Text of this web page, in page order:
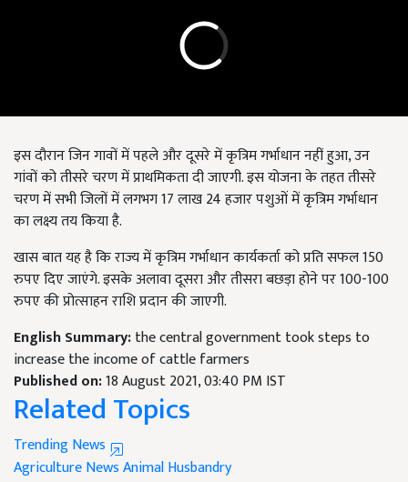
इस दौरान जिन गावों में पहले और दूसरे में कृत्रिम गर्भाधान नहीं हुआ, उन
गांवों को तीसरे चरण में प्राथमिकता दी जाएगी. इस योजना के तहत तीसरे
चरण में सभी जिलों में लगभग 17 लाख 24 हजार पशुओं में कृत्रिम गर्भाधान
का लक्ष्य तय किया है.
खास बात यह है कि राज्य में कृत्रिम गर्भाधान कार्यकर्ता को प्रति सफल 150
रुपए दिए जाएंगे. इसके अलावा दूसरा और तीसरा बछड़ा होने पर 100-100
रुपए की प्रोत्साहन राशि प्रदान की जाएगी.
English Summary:the central government took steps to
increase the income of cattle farmers
Published on:18 August 2021, 03:40 PM IST
Related Topics
Trending News
Agriculture NewsAnimal Husbandry